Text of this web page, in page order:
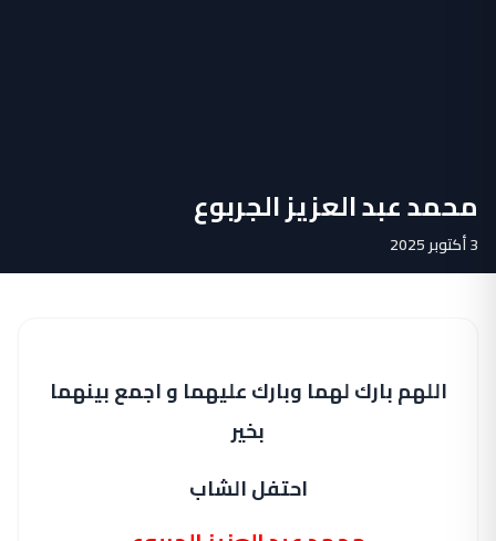
محمد عبد العزيز الجربوع
3 أكتوبر 2025
اللهم بارك لهما وبارك عليهما و اجمع بينهما
بخير
احتفل الشاب